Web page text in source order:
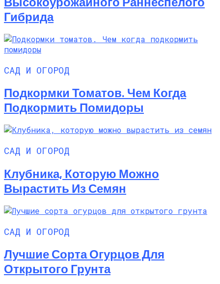
Гибрида
САД И ОГОРОД
Подкормки Томатов. Чем Когда
Подкормить Помидоры
САД И ОГОРОД
Клубника, Которую Можно
Вырастить Из Семян
САД И ОГОРОД
Лучшие Сорта Огурцов Для
Открытого Грунта